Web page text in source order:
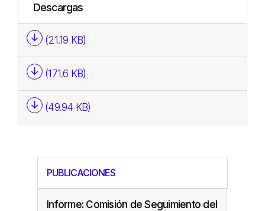
Descargas
(21.19 KB)
(171.6 KB)
(49.94 KB)
PUBLICACIONES
Informe: Comisión de Seguimiento del